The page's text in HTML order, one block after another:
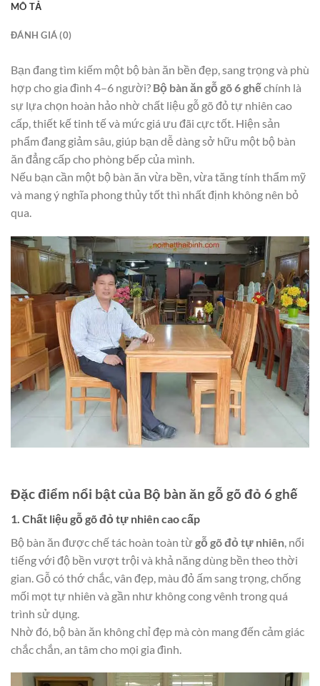
MÔ TẢ
ĐÁNH GIÁ (0)
Bạn đang tìm kiếm một bộ bàn ăn bền đẹp, sang trọng và phù
hợp cho gia đình 4–6 người? Bộ bàn ăn gỗ gõ 6 ghếchính là
sự lựa chọn hoàn hảo nhờ chất liệu gỗ gõ đỏ tự nhiên cao
cấp, thiết kế tinh tế và mức giá ưu đãi cực tốt. Hiện sản
phẩm đang giảm sâu, giúp bạn dễ dàng sở hữu một bộ bàn
ăn đẳng cấp cho phòng bếp của mình.
Nếu bạn cần một bộ bàn ăn vừa bền, vừa tăng tính thẩm mỹ
và mang ý nghĩa phong thủy tốt thì nhất định không nên bỏ
qua.
Đặc điểm nổi bật của Bộ bàn ăn gỗ gõ đỏ 6 ghế
1. Chất liệu gỗ gõ đỏ tự nhiên cao cấp
Bộ bàn ăn được chế tác hoàn toàn từgỗ gõ đỏ tự nhiên , nổi
tiếng với độ bền vượt trội và khả năng dùng bền theo thời
gian. Gỗ có thớ chắc, vân đẹp, màu đỏ ấm sang trọng, chống
mối mọt tự nhiên và gần như không cong vênh trong quá
trình sử dụng.
Nhờ đó, bộ bàn ăn không chỉ đẹp mà còn mang đến cảm giác
chắc chắn, an tâm cho mọi gia đình.